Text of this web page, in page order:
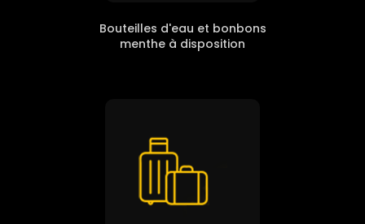
Bouteilles d'eau et bonbons
menthe à disposition